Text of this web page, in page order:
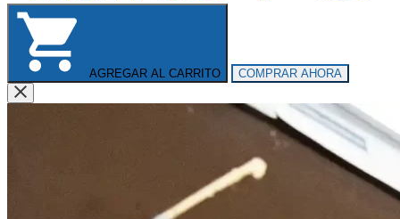
AGREGAR AL CARRITO COMPRAR AHORA